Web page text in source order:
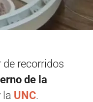
de recorridos
de la
la UNC.